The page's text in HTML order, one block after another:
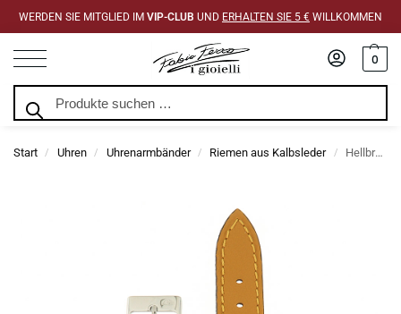
WERDEN SIE MITGLIED IM VIP-CLUB UND ERHALTEN SIE 5 € WILLKOMMEN
0
Start / Uhren / Uhrenarmbänder / Riemen aus Kalbsleder / Hellbraunes perforiertes Lederarmband im Racing-Stil